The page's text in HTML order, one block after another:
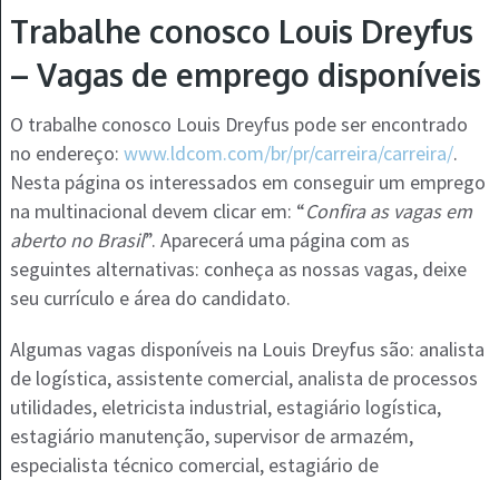
Trabalhe conosco Louis Dreyfus
– Vagas de emprego disponíveis
O trabalhe conosco Louis Dreyfus pode ser encontrado
no endereço: www.ldcom.com/br/pr/carreira/carreira/.
Nesta página os interessados em conseguir um emprego
na multinacional devem clicar em: “Confira as vagas em
aberto no Brasil”. Aparecerá uma página com as
seguintes alternativas: conheça as nossas vagas, deixe
seu currículo e área do candidato.
Algumas vagas disponíveis na Louis Dreyfus são: analista
de logística, assistente comercial, analista de processos
utilidades, eletricista industrial, estagiário logística,
estagiário manutenção, supervisor de armazém,
especialista técnico comercial, estagiário de